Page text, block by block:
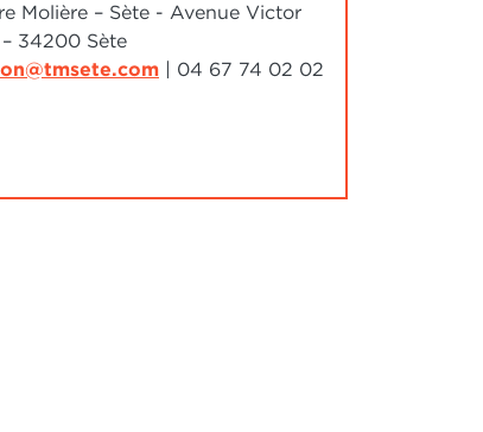
Molière – Sète - Avenue Victor
34200 Sète
| 04 67 74 02 02